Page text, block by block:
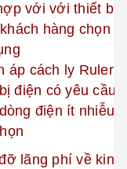
với với thiết bị
hàng chọn
áp cách ly Ruler
điện có yêu cầu
điện ít nhiễu,
lãng phí về kinh